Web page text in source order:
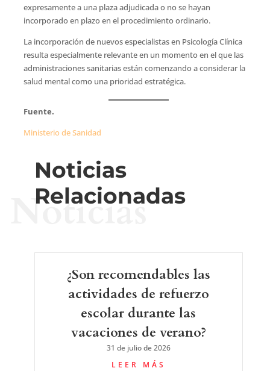
expresamente a una plaza adjudicada o no se hayan
incorporado en plazo en el procedimiento ordinario.
La incorporación de nuevos especialistas en Psicología Clínica
resulta especialmente relevante en un momento en el que las
administraciones sanitarias están comenzando a considerar la
salud mental como una prioridad estratégica.
Fuente.
Ministerio de Sanidad
Noticias
Relacionadas
Noticias
¿Son recomendables las
actividades de refuerzo
escolar durante las
vacaciones de verano?
31 de julio de 2026
LEER MÁS